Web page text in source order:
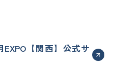
【関西】公式サ